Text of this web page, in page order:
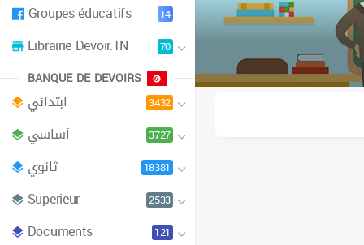
Groupes éducatifs 14
Librairie Devoir.TN 70
BANQUE DE DEVOIRS
ابتدائي 3432
أساسي 3727
ثانوي 18381
Superieur 2533
Documents 121